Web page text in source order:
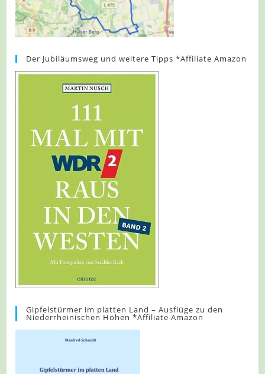
Der Jubiläumsweg und weitere Tipps *Affiliate Amazon
Gipfelstürmer im platten Land – Ausflüge zu den
Niederrheinischen Höhen *Affiliate Amazon